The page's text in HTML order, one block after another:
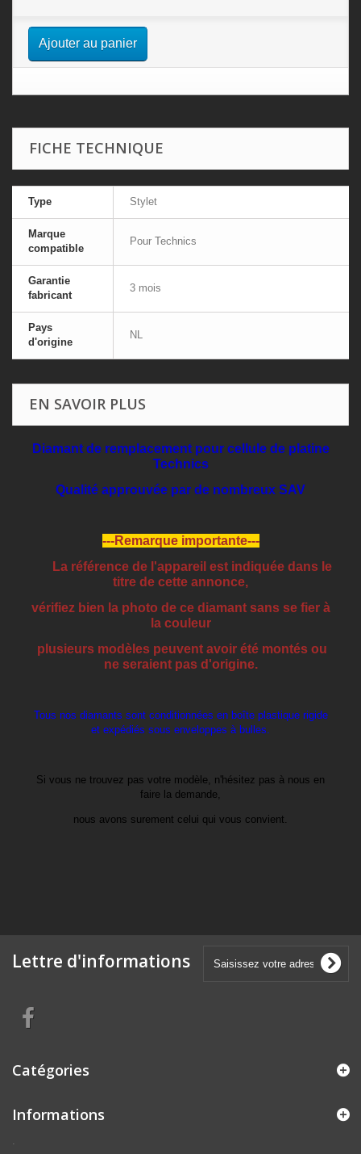
Ajouter au panier
FICHE TECHNIQUE
Type Stylet
Marque
compatible
Pour Technics
Garantie
fabricant
3 mois
Pays
d'origine
NL
EN SAVOIR PLUS
Diamant de remplacement pour cellule de platine
Technics
Qualité approuvée par de nombreux SAV
---Remarque importante---
La référence de l'appareil est indiquée dans le
titre de cette annonce,
vérifiez bien la photo de ce diamant sans se fier à
la couleur
plusieurs modèles peuvent avoir été montés ou
ne seraient pas d'origine.
Tous nos diamants sont conditionnées en boîte plastique rigide
et expédiés sous enveloppes à bulles.
Si vous ne trouvez pas votre modèle, n'hésitez pas à nous en
faire la demande,
nous avons surement celui qui vous convient.
Lettre d'informations
Catégories
Informations
.